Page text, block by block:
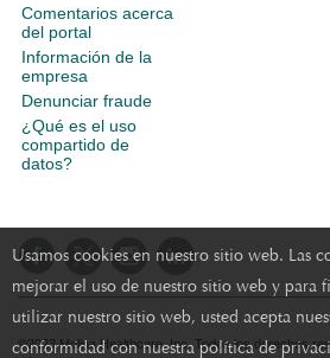
Usamos cookies en nuestro sitio web. Las
mejorar el uso de nuestro sitio web y para
utilizar nuestro sitio web, usted acepta
conformidad con nuestra política de
Comentarios acerca
del portal
Información de la
empresa
Denunciar fraude
¿Qué es el uso
compartido de
datos?
©2023 Molina Healthcare, Inc. Todos los derechos